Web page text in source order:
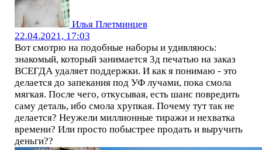
Илья Плетминцев
22.04.2021, 17:03
Вот смотрю на подобные наборы и удивляюсь:
знакомый, который занимается 3д печатью на заказ
ВСЕГДА удаляет поддержки. И как я понимаю - это
делается до запекания под УФ лучами, пока смола
мягкая. После чего, откусывая, есть шанс повредить
саму деталь, ибо смола хрупкая. Почему тут так не
делается? Неужели миллионные тиражи и нехватка
времени? Или просто побыстрее продать и выручить
деньги??